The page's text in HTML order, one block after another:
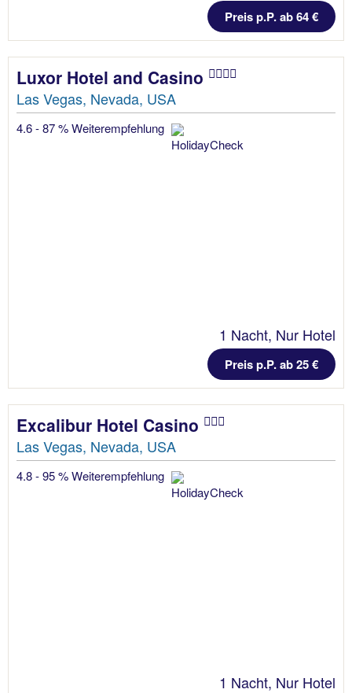
Preis p.P. ab 64 €
Luxor Hotel and Casino
Las Vegas, Nevada, USA
4.6 - 87 % Weiterempfehlung
1 Nacht, Nur Hotel
Preis p.P. ab 25 €
Excalibur Hotel Casino
Las Vegas, Nevada, USA
4.8 - 95 % Weiterempfehlung
1 Nacht, Nur Hotel